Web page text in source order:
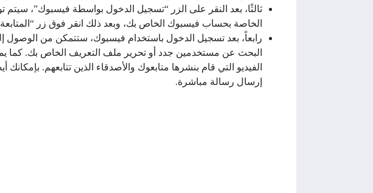
ثالثًا، بعد النقر على الزر “تسجيل الدخول بواسطة فيسبوك”،
الخاصة بحساب فيسبوك الخاص بك، وبعد ذلك انقر فوق زر
رابعاً، بعد تسجيل الدخول باستخدام فيسبوك، ستتمكن من
البحث عن مستخدمين جدد أو تحرير ملف التعريف الخاص بك. كما
الفيديو التي قام بنشرها متابعوك والأصدقاء الذين تتابعهم.
إرسال رسالة مباشرة.